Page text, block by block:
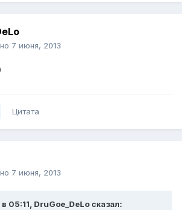
7 июня, 2013
Цитата
7 июня, 2013
05:11, DruGoe_DeLo сказал: